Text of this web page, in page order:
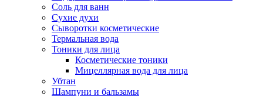
Соль для ванн
Сухие духи
Сыворотки косметические
Термальная вода
Тоники для лица
Косметические тоники
Мицеллярная вода для лица
Убтан
Шампуни и бальзамы